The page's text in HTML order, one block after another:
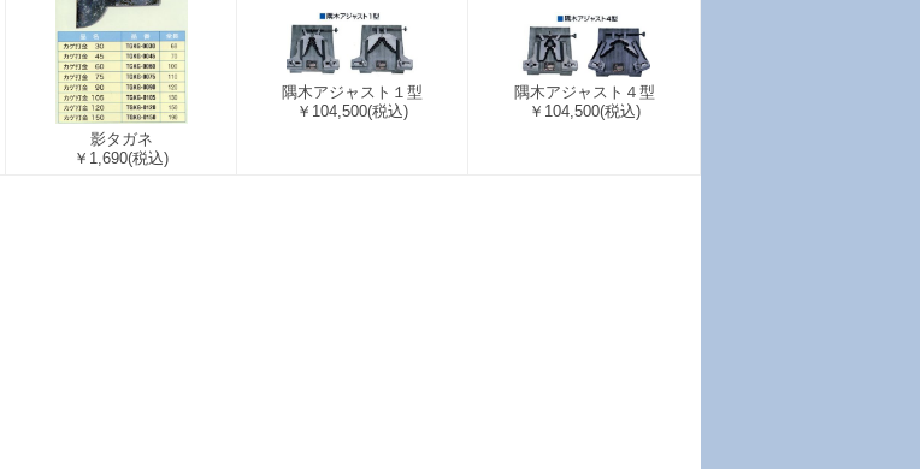
影タガネ
￥1,690(税込)
隅木アジャスト１型
￥104,500(税込)
隅木アジャスト４型
￥104,500(税込)